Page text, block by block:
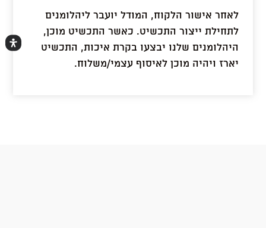
לאחר אישור הלקוח, המודל יועבר ליהלומנים
לתחילת ייצור התכשיט. כאשר התכשיט מוכן,
היהלומנים שלנו יבצעו בקרת איכות, התכשיט
יארז ויהיה מוכן לאיסוף עצמי/משלוח.